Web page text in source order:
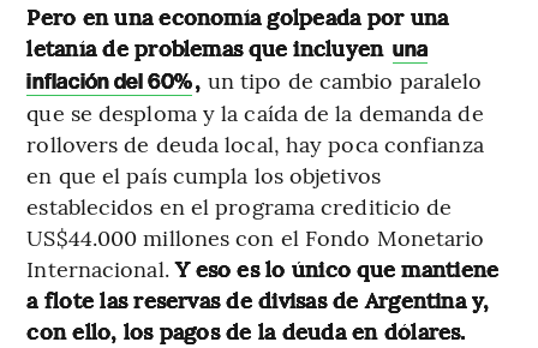
Pero en una economía golpeada por una
letanía de problemas que incluyen una
inflación del 60%, un tipo de cambio paralelo
que se desploma y la caída de la demanda de
rollovers de deuda local, hay poca confianza
en que el país cumpla los objetivos
establecidos en el programa crediticio de
US$44.000 millones con el Fondo Monetario
Internacional.Y eso es lo único que mantiene
a flote las reservas de divisas de Argentina y,
con ello, los pagos de la deuda en dólares.